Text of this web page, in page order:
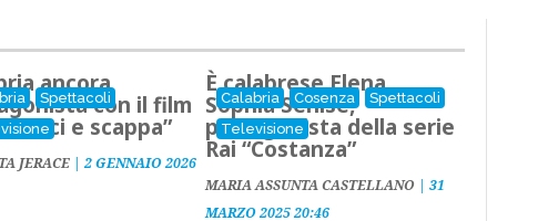
Spettacoli
ancora
con il film
e scappa”
JERACE |2 GENNAIO 2026
Calabria Cosenza
Spettacoli
Televisione
È calabrese Elena
Sophia Senise,
protagonista della serie
Rai “Costanza”
MARIA ASSUNTA CASTELLANO |31
MARZO 2025 20:46